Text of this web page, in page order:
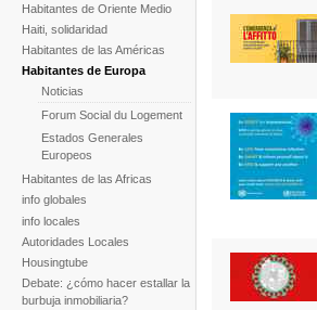
Habitantes de Oriente Medio
Haiti, solidaridad
Habitantes de las Américas
Habitantes de Europa
Noticias
Forum Social du Logement
Estados Generales
Europeos
Habitantes de las Africas
info globales
info locales
Autoridades Locales
Housingtube
Debate: ¿cómo hacer estallar la
burbuja inmobiliaria?